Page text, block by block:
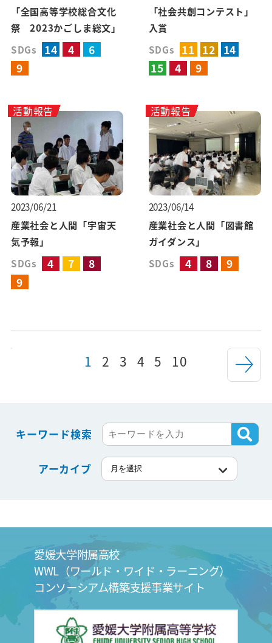
「全国高等学校総合文化
祭 2023かごしま総文」
SDGs
14 4
6
9
「社会共創コンテスト」
入賞
SDGs
11 12 14
15
4 9
活動報告
2023/06/21
産業社会と人間「宇宙天
気予報」
SDGs
4 7
8
9
活動報告
2023/06/14
産業社会と人間「図書館
ガイダンス」
SDGs
4 8 9
1 2 3 4 5 10
キーワード検索
アーカイブ
愛媛大学附属高校
WWL（ワールド・ワイド・ラーニング）
コンソーシアム構築支援事業サイト